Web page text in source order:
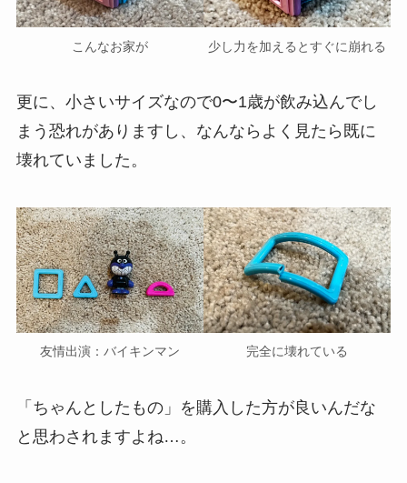
こんなお家が 少し力を加えるとすぐに崩れる
更に、小さいサイズなので0〜1歳が飲み込んでし
まう恐れがありますし、なんならよく見たら既に
壊れていました。
友情出演：バイキンマン 完全に壊れている
「ちゃんとしたもの」を購入した方が良いんだな
と思わされますよね…。